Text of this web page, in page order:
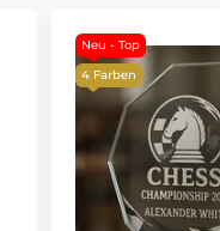
Neu - Top
4 Farben